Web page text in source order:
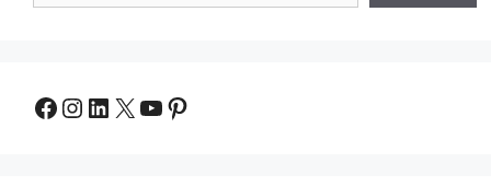
Facebook
Instagram
LinkedIn
X YouTube
Pinterest